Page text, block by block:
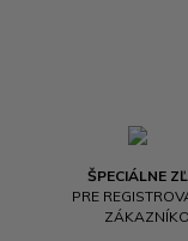
ŠPECIÁLNE
PRE